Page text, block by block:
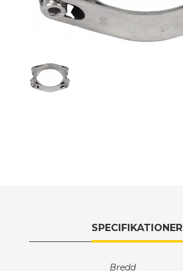
SPECIFIKATIONER
Bredd